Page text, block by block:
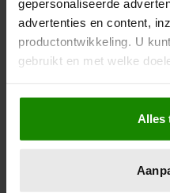
gepersonaliseerde
advertenties en content,
productontwikkeling. U
gebruikt en met welke
Als u het toestaat, willen
Informatie
locatie, die tot een
scannen op
Alles